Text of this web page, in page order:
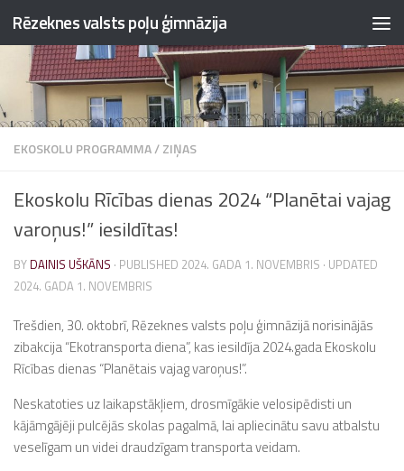
Skip to content
Rēzeknes valsts poļu ģimnāzija
EKOSKOLU PROGRAMMA/ZIŅAS
Ekoskolu Rīcības dienas 2024 “Planētai vajag
varoņus!” iesildītas!
BY DAINIS UŠKĀNS · PUBLISHED 2024. GADA 1. NOVEMBRIS · UPDATED
2024. GADA 1. NOVEMBRIS
Trešdien, 30. oktobrī, Rēzeknes valsts poļu ģimnāzijā norisinājās
zibakcija “Ekotransporta diena”, kas iesildīja 2024.gada Ekoskolu
Rīcības dienas “Planētais vajag varoņus!”.
Neskatoties uz laikapstākļiem, drosmīgākie velosipēdisti un
kājāmgājēji pulcējās skolas pagalmā, lai apliecinātu savu atbalstu
veselīgam un videi draudzīgam transporta veidam.